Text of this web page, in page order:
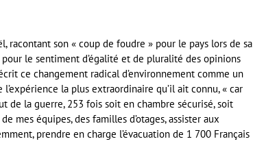
racontant son « coup de foudre » pour le pays lors de sa
le sentiment d’égalité et de pluralité des opinions
ce changement radical d’environnement comme un
la plus extraordinaire qu’il ait connu, « car
de la guerre, 253 fois soit en chambre sécurisé, soit
mes équipes, des familles d’otages, assister aux
prendre en charge l’évacuation de 1 700 Français